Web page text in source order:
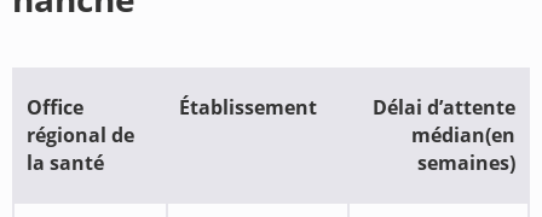
Office
régional de
la santé
Établissement
Délai d’attente
médian(en
semaines)